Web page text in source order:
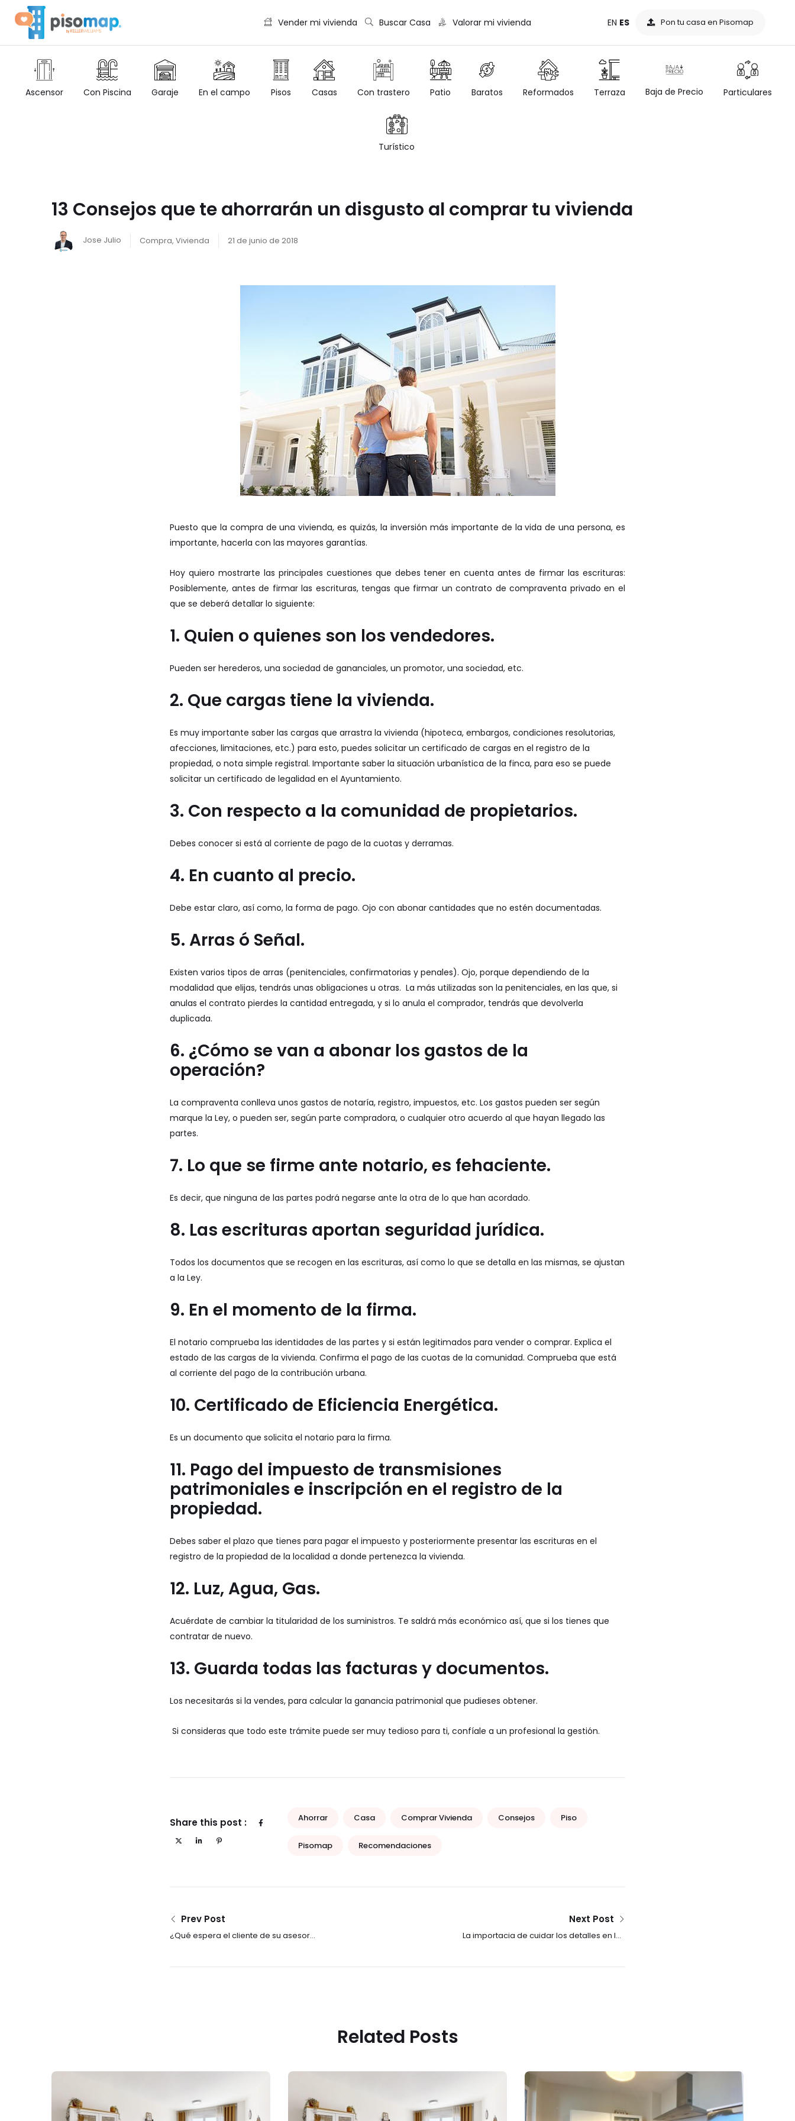
Vender mi vivienda Buscar Casa Valorar mi vivienda EN ES Pon tu casa en Pisomap
Ascensor Con Piscina Garaje En el campo Pisos Casas Con trastero Patio Baratos Reformados Terraza Baja de Precio Particulares
Turístico
13 Consejos que te ahorrarán un disgusto al comprar tu vivienda
Jose Julio Compra, Vivienda 21 de junio de 2018
Puesto que la compra de una vivienda, es quizás, la inversión más importante de la vida de una persona, es
importante, hacerla con las mayores garantías.
Hoy quiero mostrarte las principales cuestiones que debes tener en cuenta antes de firmar las escrituras:
Posiblemente, antes de firmar las escrituras, tengas que firmar un contrato de compraventa privado en el
que se deberá detallar lo siguiente:
1. Quien o quienes son los vendedores.
Pueden ser herederos, una sociedad de gananciales, un promotor, una sociedad, etc.
2. Que cargas tiene la vivienda.
Es muy importante saber las cargas que arrastra la vivienda (hipoteca, embargos, condiciones resolutorias,
afecciones, limitaciones, etc.) para esto, puedes solicitar un certificado de cargas en el registro de la
propiedad, o nota simple registral. Importante saber la situación urbanística de la finca, para eso se puede
solicitar un certificado de legalidad en el Ayuntamiento.
3. Con respecto a la comunidad de propietarios.
Debes conocer si está al corriente de pago de la cuotas y derramas.
4. En cuanto al precio.
Debe estar claro, así como, la forma de pago. Ojo con abonar cantidades que no estén documentadas.
5. Arras ó Señal.
Existen varios tipos de arras (penitenciales, confirmatorias y penales). Ojo, porque dependiendo de la
modalidad que elijas, tendrás unas obligaciones u otras. La más utilizadas son la penitenciales, en las que, si
anulas el contrato pierdes la cantidad entregada, y si lo anula el comprador, tendrás que devolverla
duplicada.
6. ¿Cómo se van a abonar los gastos de la
operación?
La compraventa conlleva unos gastos de notaría, registro, impuestos, etc. Los gastos pueden ser según
marque la Ley, o pueden ser, según parte compradora, o cualquier otro acuerdo al que hayan llegado las
partes.
7. Lo que se firme ante notario, es fehaciente.
Es decir, que ninguna de las partes podrá negarse ante la otra de lo que han acordado.
8. Las escrituras aportan seguridad jurídica.
Todos los documentos que se recogen en las escrituras, así como lo que se detalla en las mismas, se ajustan
a la Ley.
9. En el momento de la firma.
El notario comprueba las identidades de las partes y si están legitimados para vender o comprar. Explica el
estado de las cargas de la vivienda. Confirma el pago de las cuotas de la comunidad. Comprueba que está
al corriente del pago de la contribución urbana.
10. Certificado de Eficiencia Energética.
Es un documento que solicita el notario para la firma.
11. Pago del impuesto de transmisiones
patrimoniales e inscripción en el registro de la
propiedad.
Debes saber el plazo que tienes para pagar el impuesto y posteriormente presentar las escrituras en el
registro de la propiedad de la localidad a donde pertenezca la vivienda.
12. Luz, Agua, Gas.
Acuérdate de cambiar la titularidad de los suministros. Te saldrá más económico así, que si los tienes que
contratar de nuevo.
13. Guarda todas las facturas y documentos.
Los necesitarás si la vendes, para calcular la ganancia patrimonial que pudieses obtener.
Si consideras que todo este trámite puede ser muy tedioso para ti, confíale a un profesional la gestión.
Share this post : Ahorrar Casa Comprar Vivienda Consejos Piso
Pisomap Recomendaciones
Prev Post
¿Qué espera el cliente de su asesor
Next Post
La importacia de cuidar los detalles en las
Related Posts